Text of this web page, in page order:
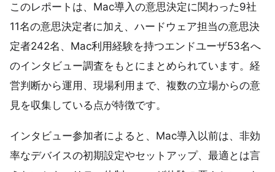
このレポートは、Mac導入の意思決定に関わった9社
11名の意思決定者に加え、ハードウェア担当の意思決
定者242名、Mac利用経験を持つエンドユーザ53名へ
のインタビュー調査をもとにまとめられています。経
営判断から運用、現場利用まで、複数の立場からの意
見を収集している点が特徴です。
インタビュー参加者によると、Mac導入以前は、非効
率なデバイスの初期設定やセットアップ、最適とは言